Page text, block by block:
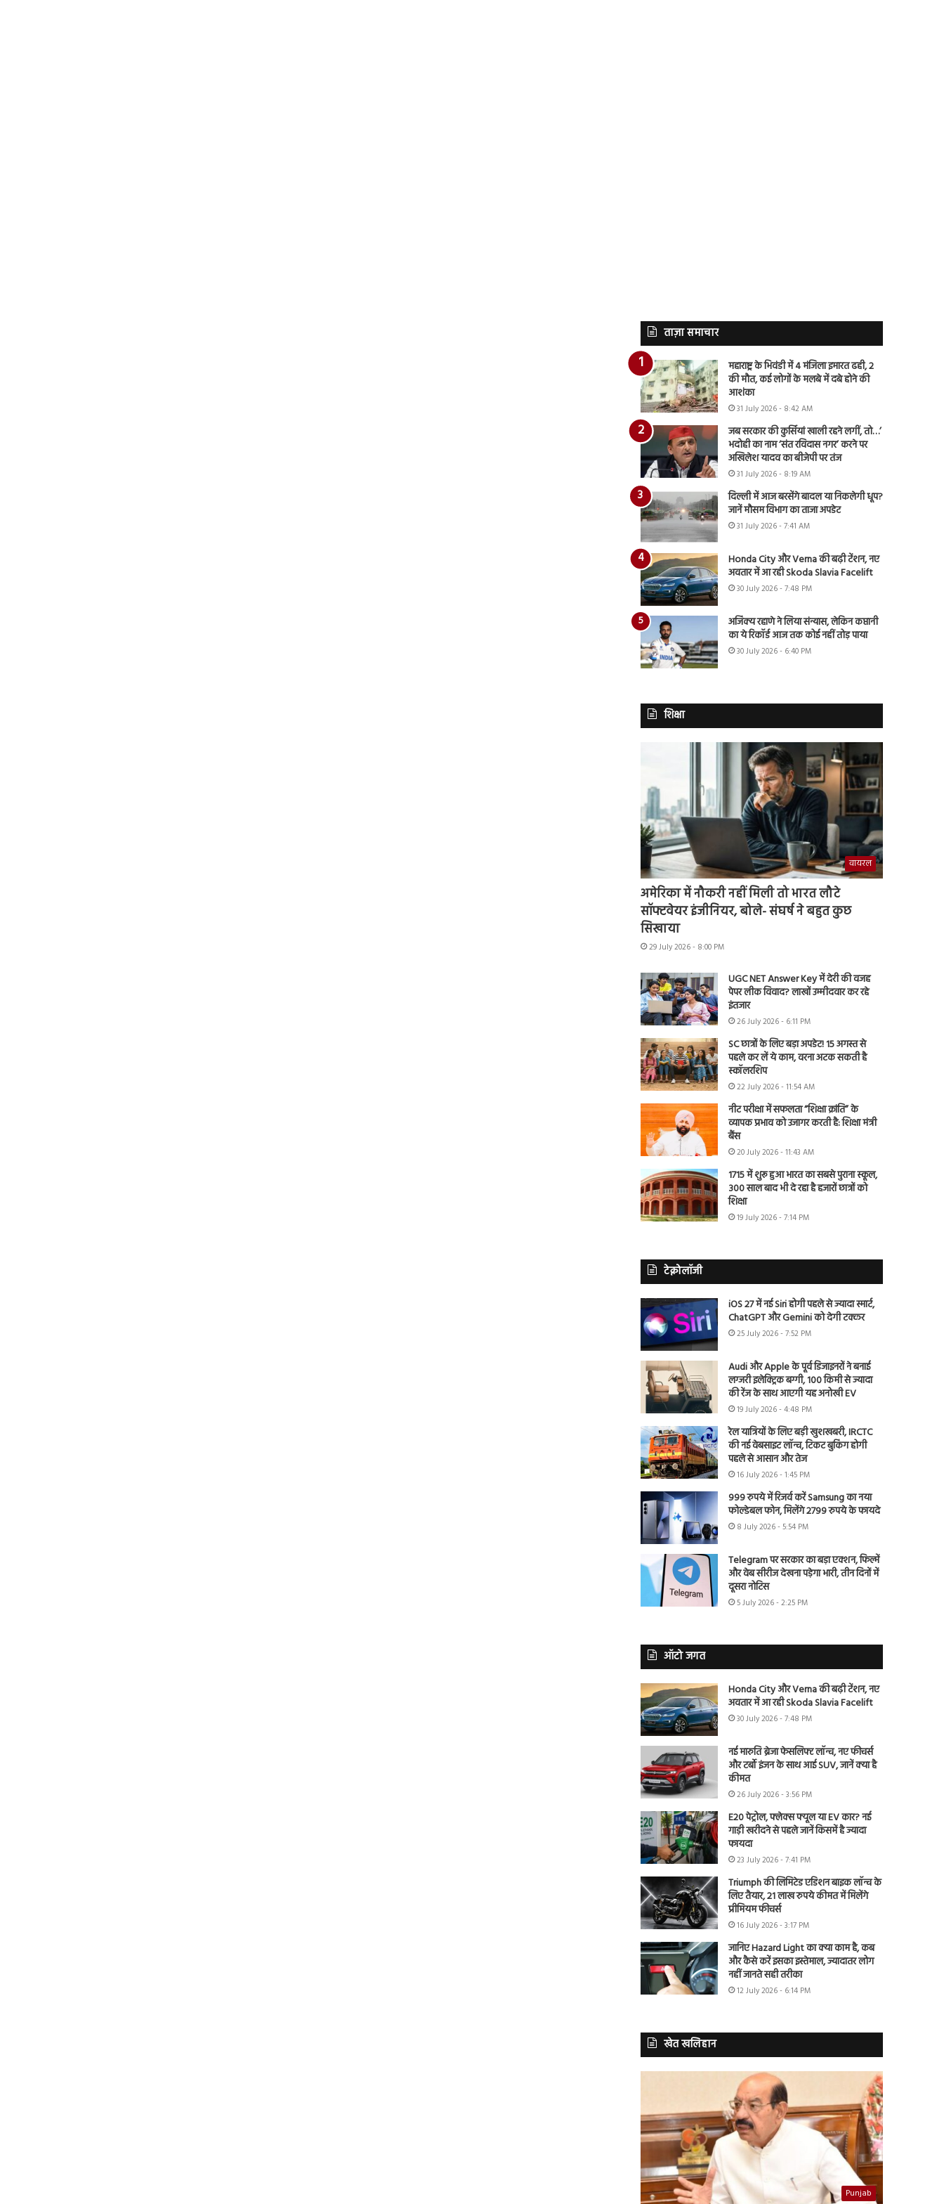
ताज़ा समाचार
महाराष्ट्र के भिवंडी में 4 मंजिला इमारत ढही, 2
की मौत, कई लोगों के मलबे में दबे होने की
आशंका
31 July 2026 - 8:42 AM
जब सरकार की कुर्सियां खाली रहने लगीं, तो…’
भदोही का नाम ‘संत रविदास नगर’ करने पर
अखिलेश यादव का बीजेपी पर तंज
31 July 2026 - 8:19 AM
दिल्ली में आज बरसेंगे बादल या निकलेगी धूप?
जानें मौसम विभाग का ताजा अपडेट
31 July 2026 - 7:41 AM
Honda City और Verna की बढ़ी टेंशन, नए
अवतार में आ रही Skoda Slavia Facelift
30 July 2026 - 7:48 PM
अजिंक्य रहाणे ने लिया संन्यास, लेकिन कप्तानी
का ये रिकॉर्ड आज तक कोई नहीं तोड़ पाया
30 July 2026 - 6:40 PM
शिक्षा
वायरल
अमेरिका में नौकरी नहीं मिली तो भारत लौटे
सॉफ्टवेयर इंजीनियर, बोले- संघर्ष ने बहुत कुछ
सिखाया
29 July 2026 - 8:00 PM
UGC NET Answer Key में देरी की वजह
पेपर लीक विवाद? लाखों उम्मीदवार कर रहे
इंतजार
26 July 2026 - 6:11 PM
SC छात्रों के लिए बड़ा अपडेट! 15 अगस्त से
पहले कर लें ये काम, वरना अटक सकती है
स्कॉलरशिप
22 July 2026 - 11:54 AM
नीट परीक्षा में सफलता “शिक्षा क्रांति” के
व्यापक प्रभाव को उजागर करती है: शिक्षा मंत्री
बैंस
20 July 2026 - 11:43 AM
1715 में शुरू हुआ भारत का सबसे पुराना स्कूल,
300 साल बाद भी दे रहा है हजारों छात्रों को
शिक्षा
19 July 2026 - 7:14 PM
टेक्नोलॉजी
iOS 27 में नई Siri होगी पहले से ज्यादा स्मार्ट,
ChatGPT और Gemini को देगी टक्कर
25 July 2026 - 7:52 PM
Audi और Apple के पूर्व डिजाइनरों ने बनाई
लग्जरी इलेक्ट्रिक बग्गी, 100 किमी से ज्यादा
की रेंज के साथ आएगी यह अनोखी EV
19 July 2026 - 4:48 PM
रेल यात्रियों के लिए बड़ी खुशखबरी, IRCTC
की नई वेबसाइट लॉन्च, टिकट बुकिंग होगी
पहले से आसान और तेज
16 July 2026 - 1:45 PM
999 रुपये में रिजर्व करें Samsung का नया
फोल्डेबल फोन, मिलेंगे 2799 रुपये के फायदे
8 July 2026 - 5:54 PM
Telegram पर सरकार का बड़ा एक्शन, फिल्में
और वेब सीरीज देखना पड़ेगा भारी, तीन दिनों में
दूसरा नोटिस
5 July 2026 - 2:25 PM
ऑटो जगत
Honda City और Verna की बढ़ी टेंशन, नए
अवतार में आ रही Skoda Slavia Facelift
30 July 2026 - 7:48 PM
नई मारुति ब्रेजा फेसलिफ्ट लॉन्च, नए फीचर्स
और टर्बो इंजन के साथ आई SUV, जानें क्या है
कीमत
26 July 2026 - 3:56 PM
E20 पेट्रोल, फ्लेक्स फ्यूल या EV कार? नई
गाड़ी खरीदने से पहले जानें किसमें है ज्यादा
फायदा
23 July 2026 - 7:41 PM
Triumph की लिमिटेड एडिशन बाइक लॉन्च के
लिए तैयार, 21 लाख रुपये कीमत में मिलेंगे
प्रीमियम फीचर्स
16 July 2026 - 3:17 PM
जानिए Hazard Light का क्या काम है, कब
और कैसे करें इसका इस्तेमाल, ज्यादातर लोग
नहीं जानते सही तरीका
12 July 2026 - 6:14 PM
खेत खलिहान
Punjab